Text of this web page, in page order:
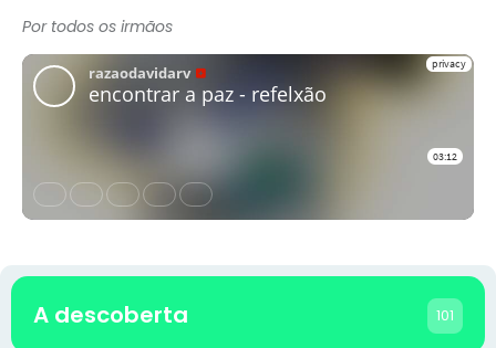
Por todos os irmãos
A descoberta 101